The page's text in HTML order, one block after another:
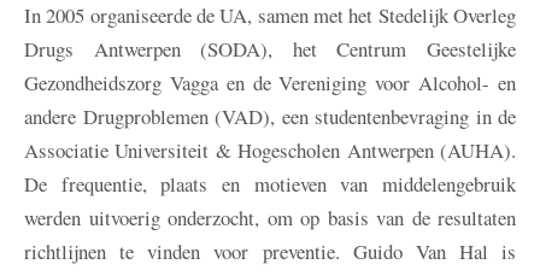
In 2005 organiseerde de UA, samen met het Stedelijk Overleg
Drugs Antwerpen (SODA), het Centrum Geestelijke
Gezondheidszorg Vagga en de Vereniging voor Alcohol- en
andere Drugproblemen (VAD), een studentenbevraging in de
Associatie Universiteit & Hogescholen Antwerpen (AUHA).
De frequentie, plaats en motieven van middelengebruik
werden uitvoerig onderzocht, om op basis van de resultaten
richtlijnen te vinden voor preventie. Guido Van Hal is